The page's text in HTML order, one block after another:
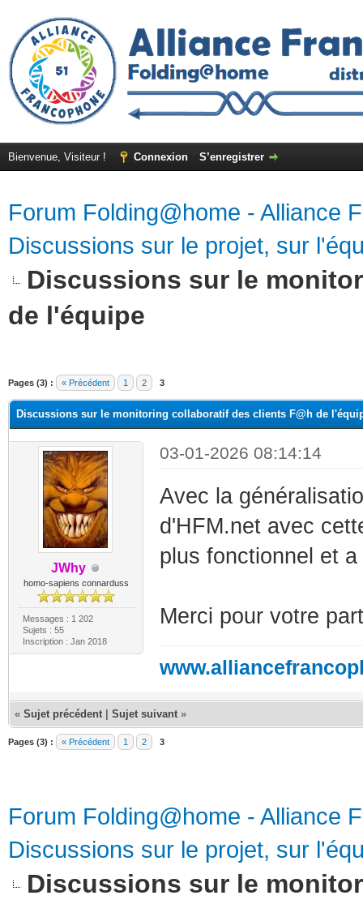
Bienvenue, Visiteur ! Connexion S’enregistrer
Forum Folding@home - Alliance
Discussions sur le projet, sur
Discussions sur le
de l'équipe
Pages (3) : « Précédent 1 2 3
Discussions sur le monitoring collaboratif des clients F@h de
JWhy
homo-sapiens connarduss
Messages : 1 202
Sujets : 55
Inscription : Jan 2018
03-01-2026 08:14:14
Avec la
d'HFM.net avec
plus fonctionnel et
Merci pour votre
« Sujet précédent Sujet suivant »
Pages (3) : « Précédent 1 2 3
Forum Folding@home - Alliance
Discussions sur le projet, sur
Discussions sur le